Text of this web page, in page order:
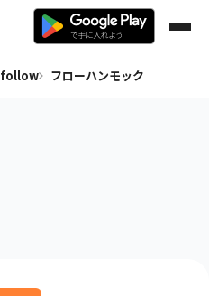
follow フローハンモック